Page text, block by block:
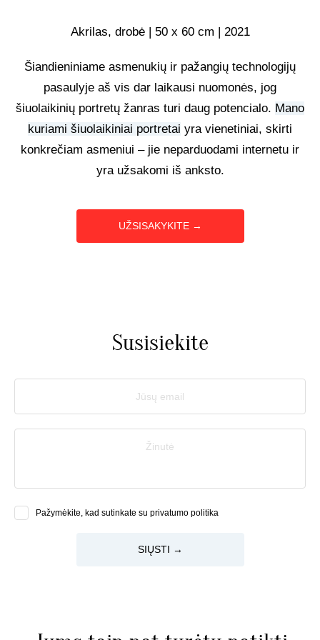
UŽSAKOMIEJI PROJEKTAI
TAPYBOS PAMOKOS
BIO
Akrilas, drobė | 50 x 60 cm | 2021
Šiandieniniame asmenukių ir pažangių technologijų
pasaulyje aš vis dar laikausi nuomonės, jog
šiuolaikinių portretų žanras turi daug potencialo. Mano
kuriami šiuolaikiniai portretai yra vienetiniai, skirti
konkrečiam asmeniui – jie neparduodami internetu ir
yra užsakomi iš anksto.
UŽSISAKYKITE →
Susisiekite
Jūsų email
Žinutė
Pažymėkite, kad sutinkate su privatumo politika
SIŲSTI →